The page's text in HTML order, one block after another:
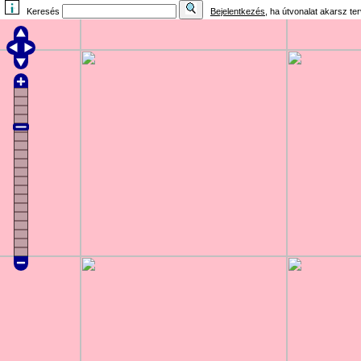
Keresés Bejelentkezés , ha útvonalat akarsz